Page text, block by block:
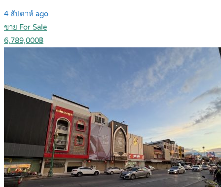
4 สัปดาห์ ago
ขาย For Sale
6,789,000฿